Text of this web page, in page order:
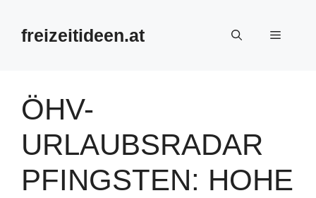
Inhalt
springenfreizeitideen.at Menü
ÖHV-
URLAUBSRADAR
PFINGSTEN: HOHE